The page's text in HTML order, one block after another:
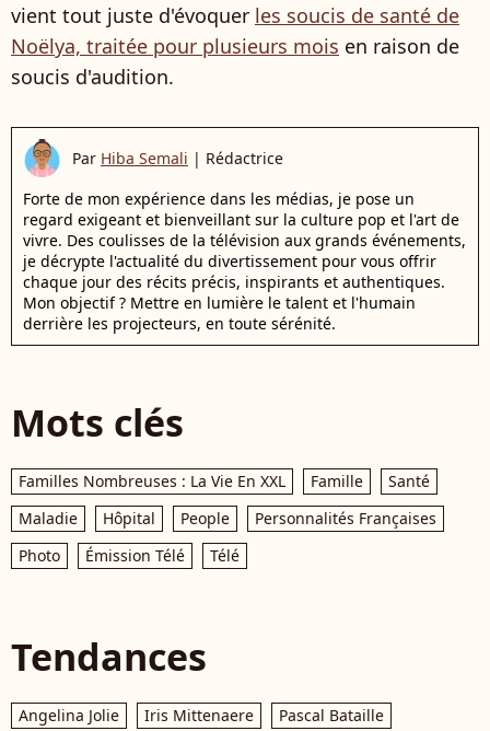
vient tout juste d'évoquer les soucis de santé de
Noëlya, traitée pour plusieurs mois en raison de
soucis d'audition.
Par Hiba Semali | Rédactrice
Forte de mon expérience dans les médias, je pose un
regard exigeant et bienveillant sur la culture pop et l'art de
vivre. Des coulisses de la télévision aux grands événements,
je décrypte l'actualité du divertissement pour vous offrir
chaque jour des récits précis, inspirants et authentiques.
Mon objectif ? Mettre en lumière le talent et l'humain
derrière les projecteurs, en toute sérénité.
Mots clés
Familles Nombreuses : La Vie En XXL Famille
Santé
Maladie
Hôpital People
Personnalités Françaises
Photo
Émission Télé Télé
Tendances
Angelina Jolie Iris Mittenaere
Pascal Bataille